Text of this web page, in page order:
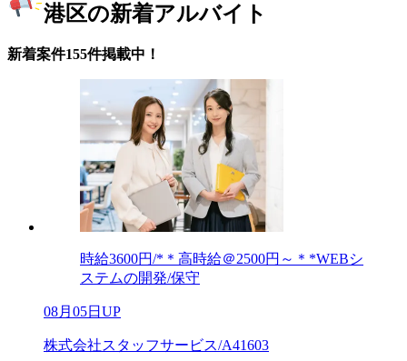
港区の新着アルバイト
新着案件155件掲載中！
時給3600円/*＊高時給＠2500円～＊*WEBシ
ステムの開発/保守
08月05日UP
株式会社スタッフサービス/A41603